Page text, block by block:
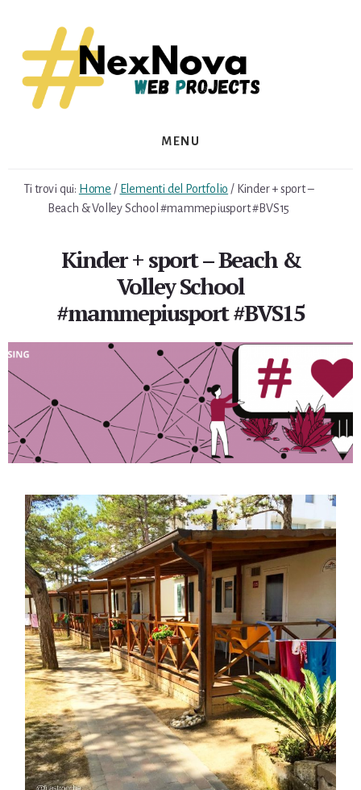
content
footer
MENU
Ti trovi qui: Home / Elementi del Portfolio /Kinder + sport –
Beach & Volley School #mammepiusport #BVS15
Kinder + sport – Beach &
Volley School
#mammepiusport #BVS15